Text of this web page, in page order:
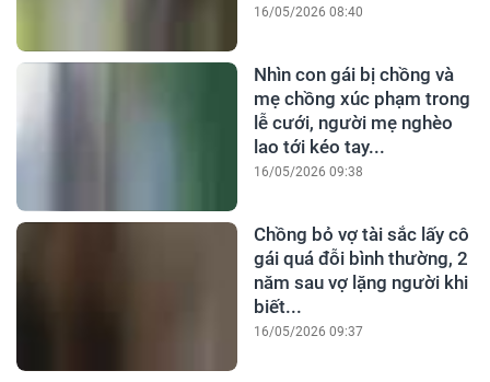
16/05/2026 08:40
Nhìn con gái bị chồng và
mẹ chồng xúc phạm trong
lễ cưới, người mẹ nghèo
lao tới kéo tay...
16/05/2026 09:38
Chồng bỏ vợ tài sắc lấy cô
gái quá đỗi bình thường, 2
năm sau vợ lặng người khi
biết...
16/05/2026 09:37